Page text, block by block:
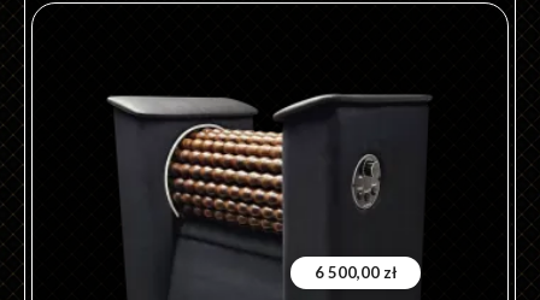
6 500,00 zł